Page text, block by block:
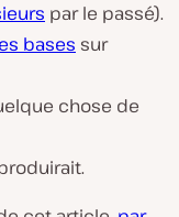
par le passé).
bases sur
chose de